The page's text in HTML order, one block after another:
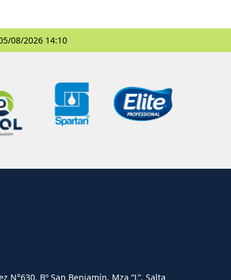
08/2026 14:10
Bº San Benjamín, Mza “L”, Salta